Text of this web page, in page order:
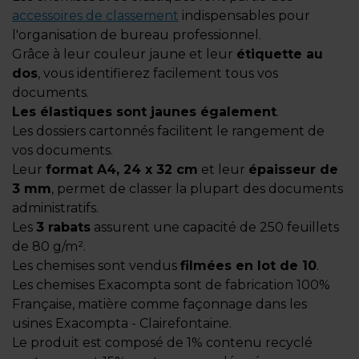
accessoires de classement indispensables pour
l'organisation de bureau professionnel.
Grâce à leur couleur jaune et leur étiquette au
dos, vous identifierez facilement tous vos
documents.
Les élastiques sont jaunes également.
Les dossiers cartonnés facilitent le rangement de
vos documents.
Leur format A4, 24 x 32 cm et leur épaisseur de
3 mm, permet de classer la plupart des documents
administratifs.
Les 3 rabats assurent une capacité de 250 feuillets
de 80 g/m².
Les chemises sont vendus filmées en lot de 10.
Les chemises Exacompta sont de fabrication 100%
Française, matière comme façonnage dans les
usines Exacompta - Clairefontaine.
Le produit est composé de 1% contenu recyclé